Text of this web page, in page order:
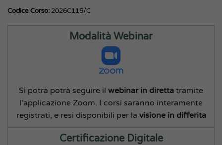
Codice Corso: 2026C115/C
Modalità Webinar
Si potrà potrà seguire il webinar in diretta tramite
l'applicazione Zoom. I corsi saranno interamente
registrati, e resi disponibili per la visione in differita
Certificazione Digitale